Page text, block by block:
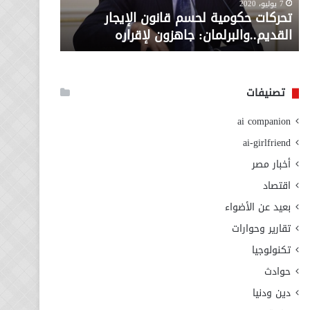
لإقراره
7 يوليو، 2020
تحركات حكومية لحسم قانون الإيجار
القديم..والبرلمان: جاهزون لإقراره
من
وزارة
الاجتماعي
تصنيفات
ai companion
ai-girlfriend
أخبار مصر
اقتصاد
بعيد عن الأضواء
تقارير وحوارات
تكنولوجيا
حوادث
دين ودنيا